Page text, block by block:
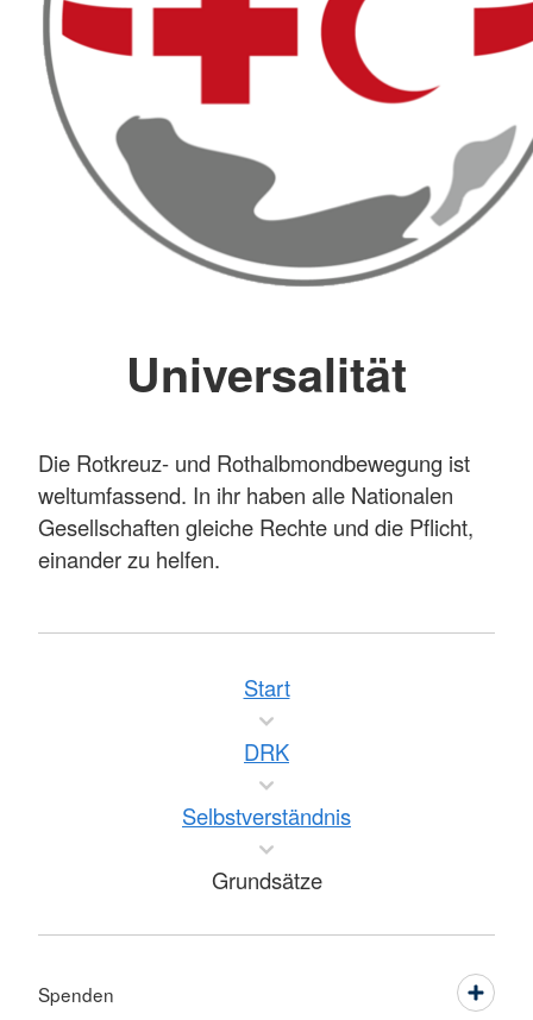
Universalität
Die Rotkreuz- und Rothalbmondbewegung ist
weltumfassend. In ihr haben alle Nationalen
Gesellschaften gleiche Rechte und die Pflicht,
einander zu helfen.
Start
DRK
Selbstverständnis
Grundsätze
Spenden